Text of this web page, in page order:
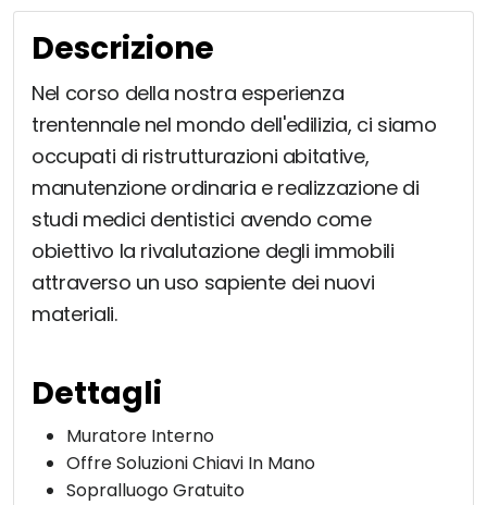
Descrizione
Nel corso della nostra esperienza
trentennale nel mondo dell'edilizia, ci siamo
occupati di ristrutturazioni abitative,
manutenzione ordinaria e realizzazione di
studi medici dentistici avendo come
obiettivo la rivalutazione degli immobili
attraverso un uso sapiente dei nuovi
materiali.
Dettagli
Muratore Interno
Offre Soluzioni Chiavi In Mano
Sopralluogo Gratuito